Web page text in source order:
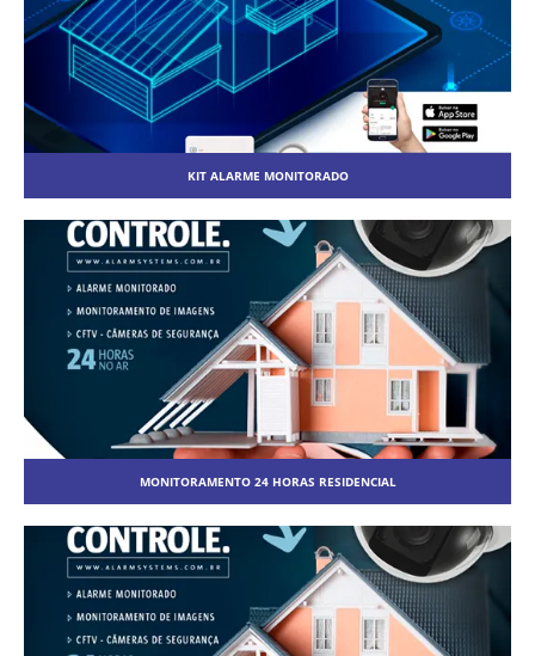
KIT ALARME MONITORADO
MONITORAMENTO 24 HORAS RESIDENCIAL